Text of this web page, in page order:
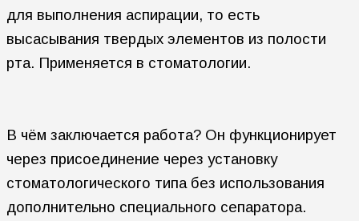
для выполнения аспирации, то есть
высасывания твердых элементов из полости
рта. Применяется в стоматологии.
В чём заключается работа? Он функционирует
через присоединение через установку
стоматологического типа без использования
дополнительно специального сепаратора.